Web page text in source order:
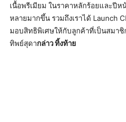
เนื้อพรีเมียม ในราคาหลักร้อยและปีห
หลายมากขึ้น รวมถึงเราได้ Launch
มอบสิทธิพิเศษให้กับลูกค้าที่เป็นสมา
ทิพย์สุดากล่าว ทิ้งท้าย